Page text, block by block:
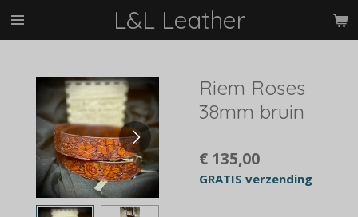
Ga
hoofdinhoud
L&L Leather
Riem Roses
38mm bruin
€ 135,00
GRATIS verzending